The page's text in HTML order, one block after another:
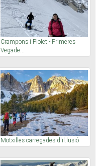
Crampons i Piolet - Primeres
Vegade...
Motxilles carregades d'il.lusió